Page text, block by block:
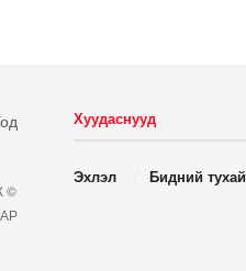
©
Хуудаснууд
Эхлэл Бидний тухай